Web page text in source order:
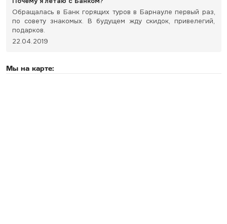
Обращалась в Банк горящих туров в Барнауле первый раз,
по совету знакомых. В будущем жду скидок, привелегий,
подарков.
22.04.2019
Мы на карте: